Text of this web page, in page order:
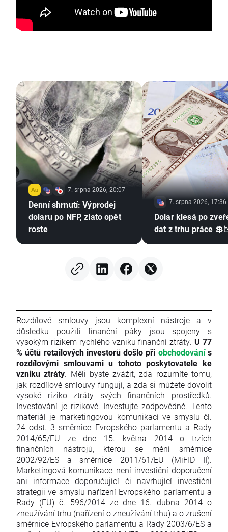
7. srpna 2026, 20:07
Denní shrnutí: Výprodej
dolaru po NFP, zlato opět
roste
7. srpna 2026, 17:36
Dolar klesá po
dat z trhu práce
Rozdílové smlouvy jsou komplexní nástroje a v
důsledku použití finanční páky jsou spojeny s
vysokým rizikem rychlého vzniku finanční ztráty. U 77
% účtů retailových investorů došlo při obchodovánís
rozdílovými smlouvami u tohoto poskytovatele ke
vzniku ztráty. Měli byste zvážit, zda rozumíte tomu,
jak rozdílové smlouvy fungují, a zda si můžete dovolit
vysoké riziko ztráty svých finančních prostředků.
Investování je rizikové. Investujte zodpovědně. Tento
materiál je marketingovou komunikací ve smyslu čl.
24 odst. 3 směrnice Evropského parlamentu a Rady
2014/65/EU ze dne 15. května 2014 o trzích
finančních nástrojů, kterou se mění směrnice
2002/92/ES a směrnice 2011/61/EU (MiFID II).
Marketingová komunikace není investiční doporučení
ani informace doporučující či navrhující investiční
strategii ve smyslu nařízení Evropského parlamentu a
Rady (EU) č. 596/2014 ze dne 16. dubna 2014 o
zneužívání trhu (nařízení o zneužívání trhu) a o zrušení
směrnice Evropského parlamentu a Rady 2003/6/ES a